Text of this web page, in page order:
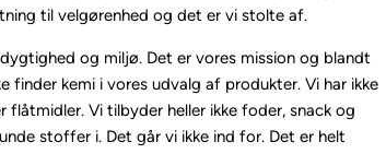
til velgørenhed og det er vi stolte af.
og miljø. Det er vores mission og blandt
finder kemi i vores udvalg af produkter. Vi har ikke
flåtmidler. Vi tilbyder heller ikke foder, snack og
stoffer i. Det går vi ikke ind for. Det er helt